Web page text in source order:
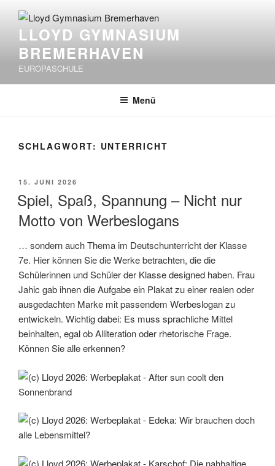
Inhalt
springenLLOYD GYMNASIUM
BREMERHAVEN
EUROPASCHULE
Menü
SCHLAGWORT: UNTERRICHT
VERÖFFENTLICHT
15. JUNI 2026
Spiel, Spaß, Spannung – Nicht nur
Motto von Werbeslogans
… sondern auch Thema im Deutschunterricht der Klasse
7e. Hier können Sie die Werke betrachten, die die
Schülerinnen und Schüler der Klasse designed haben. Frau
Jahic gab ihnen die Aufgabe ein Plakat zu einer realen oder
ausgedachten Marke mit passendem Werbeslogan zu
entwickeln. Wichtig dabei: Es muss sprachliche Mittel
beinhalten, egal ob Alliteration oder rhetorische Frage.
Können Sie alle erkennen?